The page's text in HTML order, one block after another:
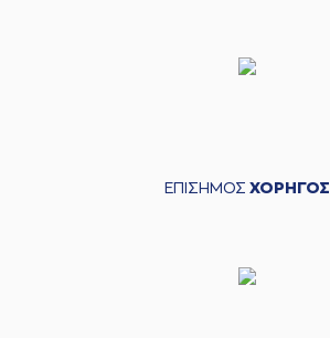
ΕΠΙΣΗΜΟΣ ΧΟΡΗΓΟΣ